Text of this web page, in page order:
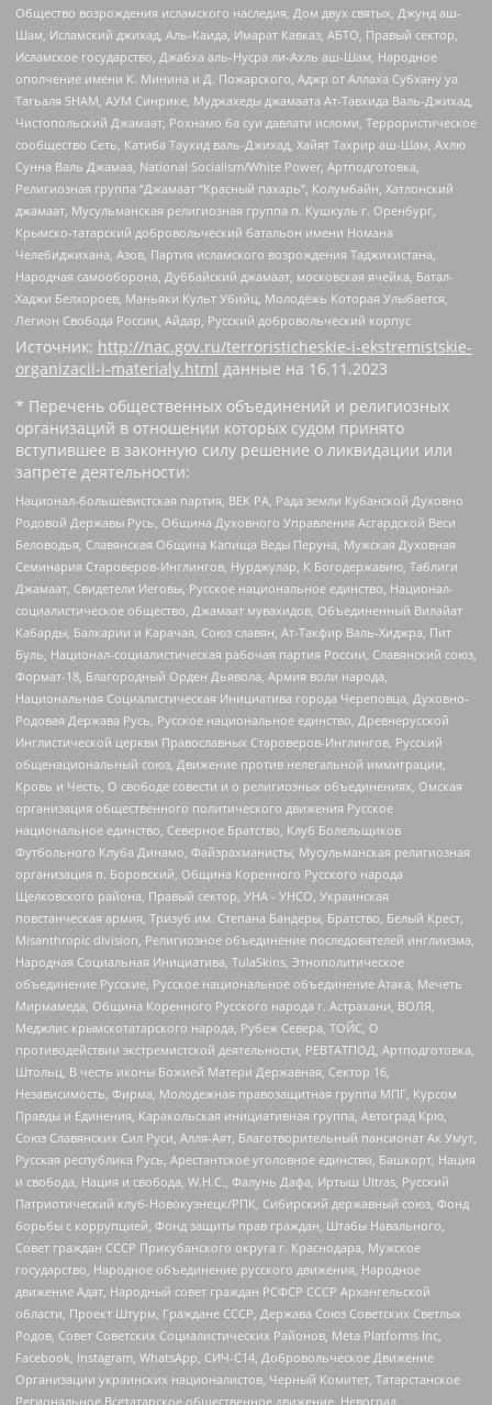
Общество возрождения исламского наследия, Дом двух святых, Джунд аш-
Шам, Исламский джихад, Аль-Каида, Имарат Кавказ, АБТО, Правый сектор,
Исламское государство, Джабха аль-Нусра ли-Ахль аш-Шам, Народное
ополчение имени К. Минина и Д. Пожарского, Аджр от Аллаха Субхану уа
Тагьаля SHAM, АУМ Синрике, Муджахеды джамаата Ат-Тавхида Валь-Джихад,
Чистопольский Джамаат, Рохнамо ба суи давлати исломи, Террористическое
сообщество Сеть, Катиба Таухид валь-Джихад, Хайят Тахрир аш-Шам, Ахлю
Сунна Валь Джамаа, National Socialism/White Power, Артподготовка,
Религиозная группа “Джамаат “Красный пахарь”, Колумбайн, Хатлонский
джамаат, Мусульманская религиозная группа п. Кушкуль г. Оренбург,
Крымско-татарский добровольческий батальон имени Номана
Челебиджихана, Азов, Партия исламского возрождения Таджикистана,
Народная самооборона, Дуббайский джамаат, московская ячейка, Батал-
Хаджи Белхороев, Маньяки Культ Убийц, Молодёжь Которая Улыбается,
Легион Свобода России, Айдар, Русский добровольческий корпус
Источник: http://nac.gov.ru/terroristicheskie-i-ekstremistskie-
organizacii-i-materialy.html данные на 16.11.2023
* Перечень общественных объединений и религиозных
организаций в отношении которых судом принято
вступившее в законную силу решение о ликвидации или
запрете деятельности:
Национал-большевистская партия, ВЕК РА, Рада земли Кубанской Духовно
Родовой Державы Русь, Община Духовного Управления Асгардской Веси
Беловодья, Славянская Община Капища Веды Перуна, Мужская Духовная
Семинария Староверов-Инглингов, Нурджулар, К Богодержавию, Таблиги
Джамаат, Свидетели Иеговы, Русское национальное единство, Национал-
социалистическое общество, Джамаат мувахидов, Объединенный Вилайат
Кабарды, Балкарии и Карачая, Союз славян, Ат-Такфир Валь-Хиджра, Пит
Буль, Национал-социалистическая рабочая партия России, Славянский союз,
Формат-18, Благородный Орден Дьявола, Армия воли народа,
Национальная Социалистическая Инициатива города Череповца, Духовно-
Родовая Держава Русь, Русское национальное единство, Древнерусской
Инглистической церкви Православных Староверов-Инглингов, Русский
общенациональный союз, Движение против нелегальной иммиграции,
Кровь и Честь, О свободе совести и о религиозных объединениях, Омская
организация общественного политического движения Русское
национальное единство, Северное Братство, Клуб Болельщиков
Футбольного Клуба Динамо, Файзрахманисты, Мусульманская религиозная
организация п. Боровский, Община Коренного Русского народа
Щелковского района, Правый сектор, УНА - УНСО, Украинская
повстанческая армия, Тризуб им. Степана Бандеры, Братство, Белый Крест,
Misanthropic division, Религиозное объединение последователей инглиизма,
Народная Социальная Инициатива, TulaSkins, Этнополитическое
объединение Русские, Русское национальное объединение Атака, Мечеть
Мирмамеда, Община Коренного Русского народа г. Астрахани, ВОЛЯ,
Меджлис крымскотатарского народа, Рубеж Севера, ТОЙС, О
противодействии экстремистской деятельности, РЕВТАТПОД, Артподготовка,
Штольц, В честь иконы Божией Матери Державная, Сектор 16,
Независимость, Фирма, Молодежная правозащитная группа МПГ, Курсом
Правды и Единения, Каракольская инициативная группа, Автоград Крю,
Союз Славянских Сил Руси, Алля-Аят, Благотворительный пансионат Ак Умут,
Русская республика Русь, Арестантское уголовное единство, Башкорт, Нация
и свобода, Нация и свобода, W.H.С., Фалунь Дафа, Иртыш Ultras, Русский
Патриотический клуб-Новокузнецк/РПК, Сибирский державный союз, Фонд
борьбы с коррупцией, Фонд защиты прав граждан, Штабы Навального,
Совет граждан СССР Прикубанского округа г. Краснодара, Мужское
государство, Народное объединение русского движения, Народное
движение Адат, Народный совет граждан РСФСР СССР Архангельской
области, Проект Штурм, Граждане СССР, Держава Союз Советских Светлых
Родов, Совет Советских Социалистических Районов, Meta Platforms Inc,
Facebook, Instagram, WhatsApp, СИЧ-С14, Добровольческое Движение
Организации украинских националистов, Черный Комитет, Татарстанское
Региональное Всетатарское общественное движение, Невоград,